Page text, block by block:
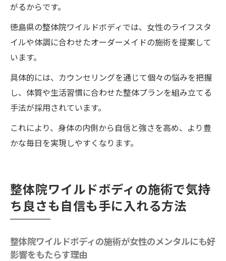
がるからです。
徳島県の整体院ワイルドボディでは、女性のライフスタ
イルや体調に合わせたオーダーメイドの施術を提案して
います。
具体的には、カウンセリングを通じて個々の悩みを把握
し、体質や生活習慣に合わせた整体プランを組み立てる
手法が採用されています。
これにより、身体の内側から自信と強さを高め、より豊
かな毎日を実現しやすくなります。
整体院ワイルドボディの施術で気持
ち良さも自信も手に入れる方法
整体院ワイルドボディの施術が女性のメンタルにも好
影響をもたらす理由